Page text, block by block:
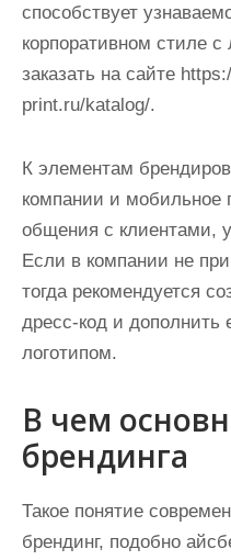
способствует
корпоративном стиле
заказать на сайте
print.ru/katalog/.
К элементам
компании и мобильное
общения с клиентами,
Если в компании не
тогда рекомендуется
дресс-код и дополнить
логотипом.
В чем
брендинга
Такое понятие
брендинг, подобно